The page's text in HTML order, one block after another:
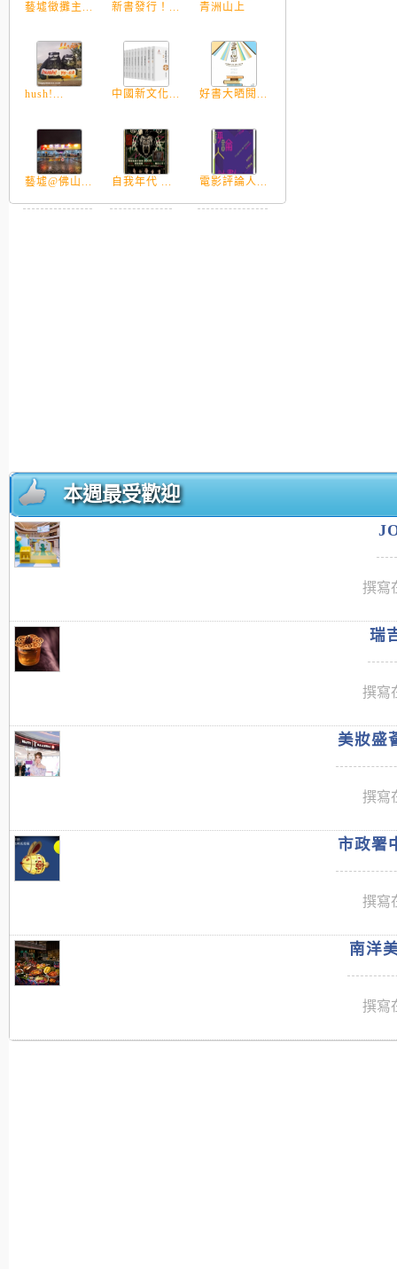
藝墟徵攤主... 新書發行！... 青洲山上
hush!... 中國新文化... 好書大晒閱...
藝墟@佛山... 自我年代 ... 電影評論人...
本週最受歡迎
撰寫
瑞
撰寫
美妝盛
撰寫
市政署
撰寫
南洋
撰寫